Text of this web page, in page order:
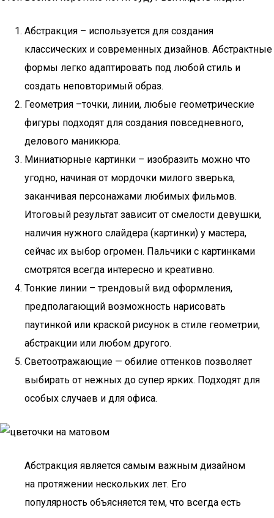
Абстракция – используется для создания
классических и современных дизайнов. Абстрактные
формы легко адаптировать под любой стиль и
создать неповторимый образ.
Геометрия –точки, линии, любые геометрические
фигуры подходят для создания повседневного,
делового маникюра.
Миниатюрные картинки – изобразить можно что
угодно, начиная от мордочки милого зверька,
заканчивая персонажами любимых фильмов.
Итоговый результат зависит от смелости девушки,
наличия нужного слайдера (картинки) у мастера,
сейчас их выбор огромен. Пальчики с картинками
смотрятся всегда интересно и креативно.
Тонкие линии – трендовый вид оформления,
предполагающий возможность нарисовать
паутинкой или краской рисунок в стиле геометрии,
абстракции или любом другого.
Светоотражающие — обилие оттенков позволяет
выбирать от нежных до супер ярких. Подходят для
особых случаев и для офиса.
Абстракция является самым важным дизайном
на протяжении нескольких лет. Его
популярность объясняется тем, что всегда есть